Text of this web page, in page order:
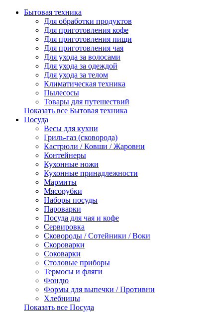
Бытовая техника
Для обработки продуктов
Для приготовления кофе
Для приготовления пищи
Для приготовления чая
Для ухода за волосами
Для ухода за одеждой
Для ухода за телом
Климатическая техника
Пылесосы
Товары для путешествий
Показать все Бытовая техника
Посуда
Весы для кухни
Гриль-газ (сковорода)
Кастрюли / Ковши / Жаровни
Контейнеры
Кухонные ножи
Кухонные принадлежности
Мармиты
Мясорубки
Наборы посуды
Пароварки
Посуда для чая и кофе
Сервировка
Сковороды / Сотейники / Воки
Скороварки
Соковарки
Столовые приборы
Термосы и фляги
Фондю
Формы для выпечки / Противни
Хлебницы
Показать все Посуда